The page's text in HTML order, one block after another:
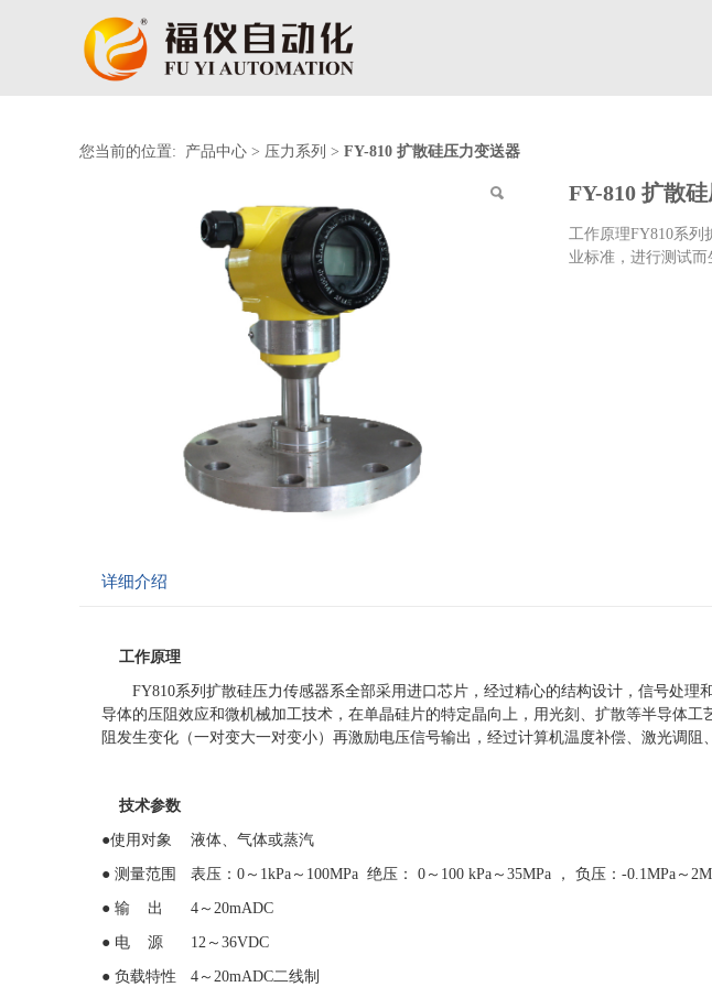
您当前的位置: 产品中心 > 压力系列 > FY-810 扩散硅压力变送器
FY-810 扩散
工作原理FY810系列
业标准，进行测试
详细介绍
工作原理
FY810系列扩散硅压力传感器系全部采用进口芯片，经过精心的结构设计，信号处
导体的压阻效应和微机械加工技术，在单晶硅片的特定晶向上，用光刻、扩散等半导体
阻发生变化（一对变大一对变小）再激励电压信号输出，经过计算机温度补偿、激光调
技术参数
●使用对象 液体、气体或蒸汽
● 测量范围 表压： 0 ～ 1kPa ～ 100MPa 绝压： 0 ～ 100 kPa ～ 35MPa ， 负压： -0.1MPa ～
● 输 出 4 ～ 20mADC
● 电 源 12 ～ 36VDC
● 负载特性 4 ～ 20mADC二线制